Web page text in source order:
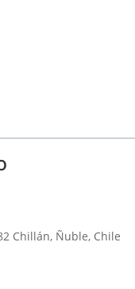
Chillán, Ñuble, Chile